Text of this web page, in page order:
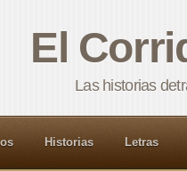
El
Las historias
Historias Letras